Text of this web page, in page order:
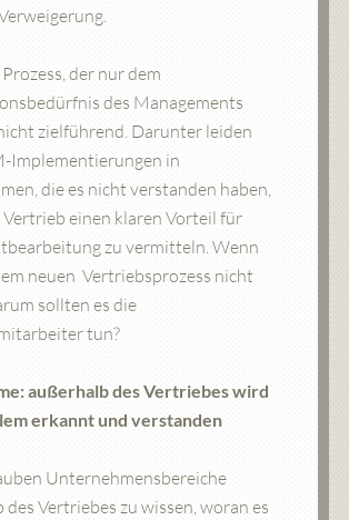
der nur dem
des Managements
zielführend. Darunter leiden
Implementierungen in
die es nicht verstanden haben,
Vertrieb einen klaren Vorteil für
zu vermitteln. Wenn
neuen Vertriebsprozess nicht
sollten es die
tun?
außerhalb des Vertriebes wird
erkannt und verstanden
Unternehmensbereiche
des Vertriebes zu wissen, woran es